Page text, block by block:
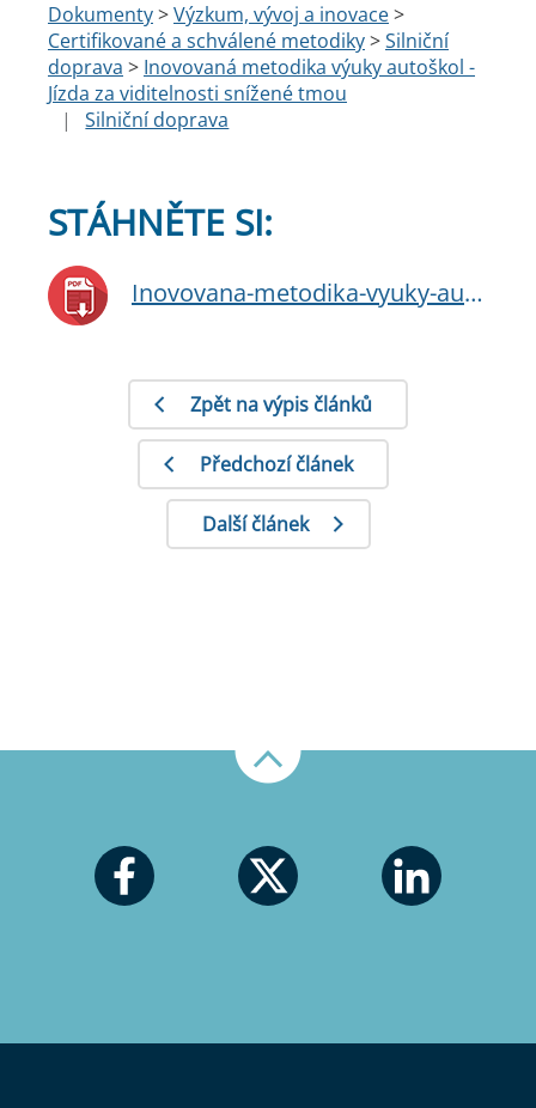
Dokumenty>Výzkum, vývoj a inovace>
Certifikované a schválené metodiky>Silniční
doprava > Inovovaná metodika výuky autoškol -
Jízda za viditelnosti snížené tmou
|
Silniční doprava
STÁHNĚTE SI:
Inovovana-metodika-vyuky-autoskol-Jizda-za-viditelnosti-snizene-tmou.pdf
Zpět na výpis článků
Předchozí článek
Další článek